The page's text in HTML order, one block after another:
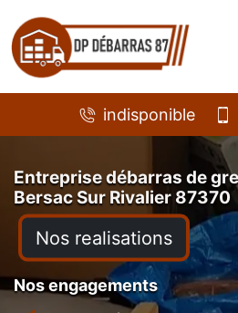
indisponible
Entreprise débarras de
Bersac Sur Rivalier 87370
Nos realisations
Nos engagements